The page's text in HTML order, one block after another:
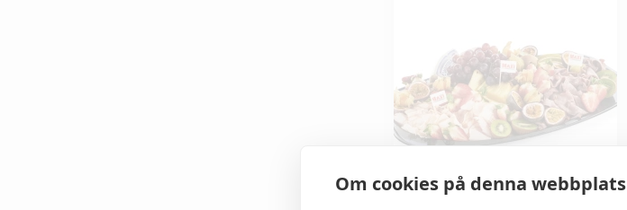
Om cookies på denna webbplats